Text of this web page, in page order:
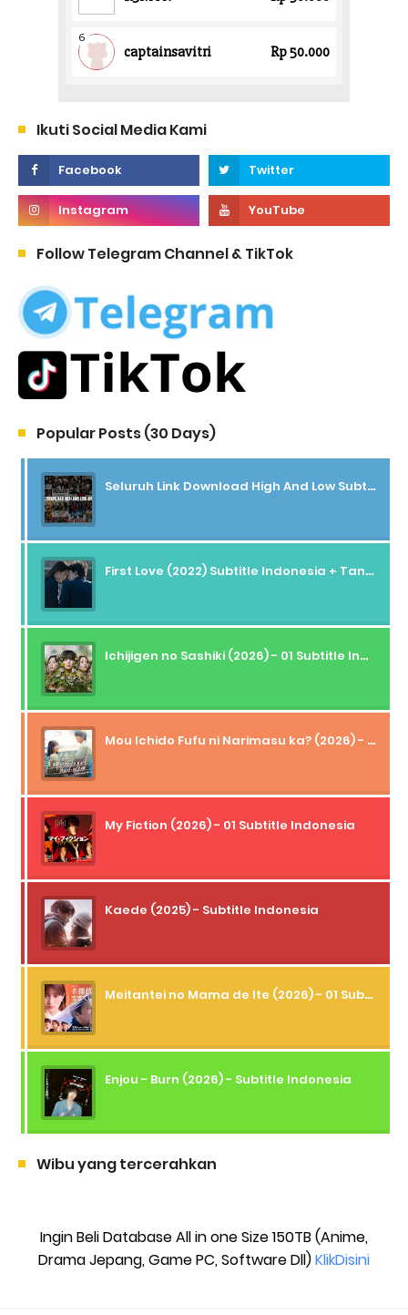
Ikuti Social Media Kami
Follow Telegram Channel & TikTok
Popular Posts (30 Days)
Seluruh Link Download High And Low Subtitle Indonesia
First Love (2022) Subtitle Indonesia + Tanpa Iklan + Streaming + 1080p
Ichijigen no Sashiki (2026) - 01 Subtitle Indonesia
Mou Ichido Fufu ni Narimasu ka? (2026) - 01 Subtitle Indonesia
My Fiction (2026) - 01 Subtitle Indonesia
Kaede (2025) - Subtitle Indonesia
Meitantei no Mama de Ite (2026) - 01 Subtitle Indonesia
Enjou - Burn (2026) - Subtitle Indonesia
Wibu yang tercerahkan
Ingin Beli Database All in one Size 150TB (Anime,
Drama Jepang, Game PC, Software Dll)KlikDisini